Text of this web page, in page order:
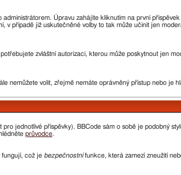
Úpravu zahájíte kliknutím na první
v případě již uskutečněné volby to tak může učinit jen
zvláštní autorizaci, kterou může poskytnout jen
nemůžete volit, zřejmě nemáte oprávněný přístup nebo je
jednotlivé příspěvky). BBCode sám o sobě je podobný
průvodce.
fungují, což je bezpečnostnífunkce, která zamezí zneužití